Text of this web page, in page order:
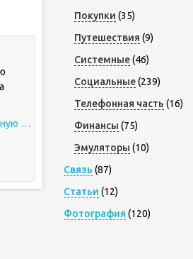
скачать взломанную версию toca world
Покупки (35)
Путешествия (9)
Системные(46)
Социальные(239)
Телефонная часть (16)
Финансы (75)
Эмуляторы (10)
Связь (87)
Статьи (12)
Фотография (120)